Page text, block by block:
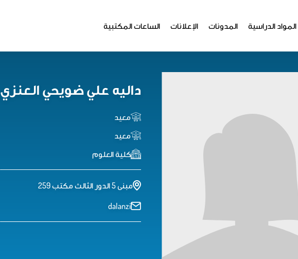
المواد الدراسية المدونات الإعلانات الساعات المكتبية
داليه علي ضويحي العنزي
معيد
معيد
كلية العلوم
مبنى 5 الدور الثالث مكتب 259
dalanzi